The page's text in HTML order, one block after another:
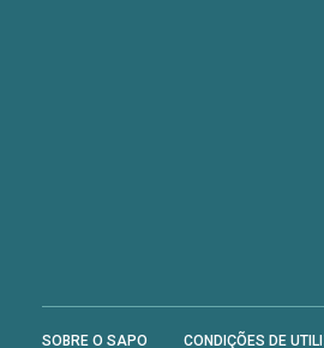
SOBRE O SAPO CONDIÇÕES DE